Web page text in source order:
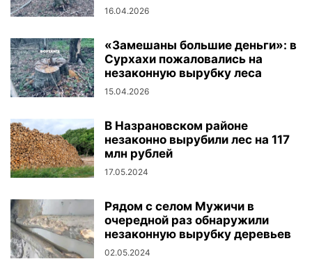
16.04.2026
«Замешаны большие деньги»: в
Сурхахи пожаловались на
незаконную вырубку леса
15.04.2026
В Назрановском районе
незаконно вырубили лес на 117
млн рублей
17.05.2024
Рядом с селом Мужичи в
очередной раз обнаружили
незаконную вырубку деревьев
02.05.2024